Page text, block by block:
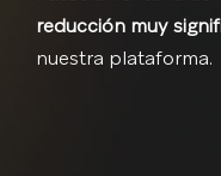
reducción muy
nuestra plataforma.